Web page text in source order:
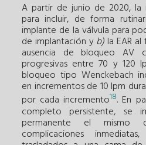
A partir de junio de 2020, la
para incluir, de forma
implante de la válvula para
de implantación yb) la EAR
ausencia de bloqueo AV
progresivas entre 70 y 120
bloqueo tipo Wenckebach
en incrementos de 10 lpm
por cada incremento18. En
completo persistente, se
permanente el mismo
complicaciones